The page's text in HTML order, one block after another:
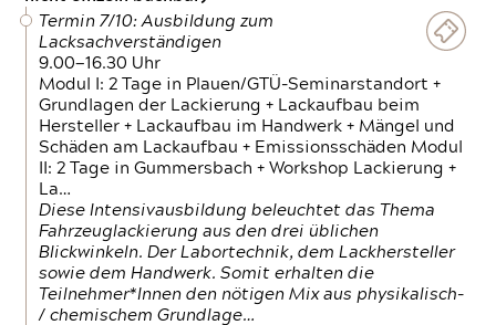
Termin 7/10: Ausbildung zum
Lacksachverständigen
9.00—16.30 Uhr
Modul I: 2 Tage in Plauen/GTÜ-Seminarstandort +
Grundlagen der Lackierung + Lackaufbau beim
Hersteller + Lackaufbau im Handwerk + Mängel und
Schäden am Lackaufbau + Emissionsschäden Modul
II: 2 Tage in Gummersbach + Workshop Lackierung +
La…
Diese Intensivausbildung beleuchtet das Thema
Fahrzeuglackierung aus den drei üblichen
Blickwinkeln. Der Labortechnik, dem Lackhersteller
sowie dem Handwerk. Somit erhalten die
Teilnehmer*Innen den nötigen Mix aus physikalisch-
/ chemischem Grundlage…